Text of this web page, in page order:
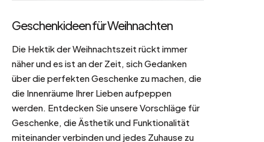
Geschenkideen für Weihnachten
Die Hektik der Weihnachtszeit rückt immer
näher und es ist an der Zeit, sich Gedanken
über die perfekten Geschenke zu machen, die
die Innenräume Ihrer Lieben aufpeppen
werden. Entdecken Sie unsere Vorschläge für
Geschenke, die Ästhetik und Funktionalität
miteinander verbinden und jedes Zuhause zu